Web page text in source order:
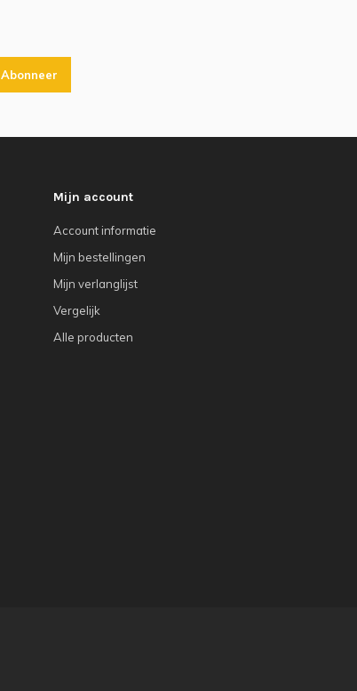
Abonneer
Mijn account
Account informatie
Mijn bestellingen
Mijn verlanglijst
Vergelijk
Alle producten